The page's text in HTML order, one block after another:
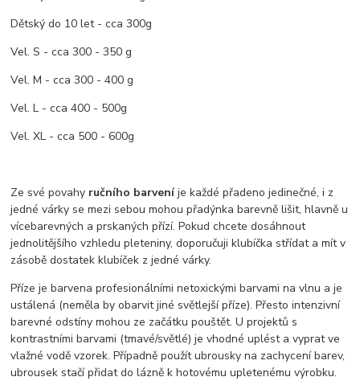
Dětský do 10 let - cca 300g
Vel. S - cca 300 - 350 g
Vel. M - cca 300 - 400 g
Vel. L - cca 400 - 500g
Vel. XL - cca 500 - 600g
Ze své povahy ručního barveníje každé přadeno jedinečné, i z
jedné várky se mezi sebou mohou přadýnka barevně lišit, hlavně u
vícebarevných a prskaných přízí. Pokud chcete dosáhnout
jednolitějšího vzhledu pleteniny, doporučuji klubíčka střídat a mít v
zásobě dostatek klubíček z jedné várky.
Příze je barvena profesionálními netoxickými barvami na vlnu a je
ustálená (neměla by obarvit jiné světlejší příze). Přesto intenzivní
barevné odstíny mohou ze začátku pouštět. U projektů s
kontrastními barvami (tmavé/světlé) je vhodné uplést a vyprat ve
vlažné vodě vzorek. Případně použít ubrousky na zachycení barev,
ubrousek stačí přidat do lázně k hotovému upletenému výrobku.